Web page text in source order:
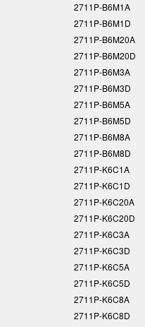
2711P-B6M1A
2711P-B6M1D
2711P-B6M20A
2711P-B6M20D
2711P-B6M3A
2711P-B6M3D
2711P-B6M5A
2711P-B6M5D
2711P-B6M8A
2711P-B6M8D
2711P-K6C1A
2711P-K6C1D
2711P-K6C20A
2711P-K6C20D
2711P-K6C3A
2711P-K6C3D
2711P-K6C5A
2711P-K6C5D
2711P-K6C8A
2711P-K6C8D